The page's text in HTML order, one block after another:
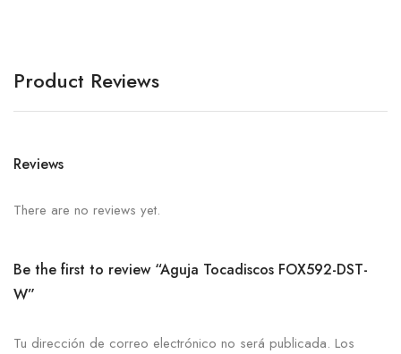
Product Reviews
Reviews
There are no reviews yet.
Be the first to review “Aguja Tocadiscos FOX592-DST-
W”
Tu dirección de correo electrónico no será publicada. Los